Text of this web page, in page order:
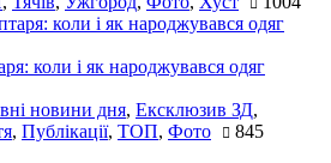
коли і як народжувався одяг
новини дня, Ексклюзив ЗД,
, Публікації, ТОП, Фото 845